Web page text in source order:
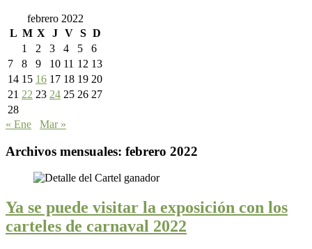
febrero 2022
L M X J V S D
1
2 3 4 5
6
7
8 9 10 11 12 13
14 15 16 17 18 19 20
21 22 23 24 25 26 27
28
« Ene
Mar »
Archivos mensuales: febrero 2022
Ya se puede visitar la exposición con los
carteles de carnaval 2022